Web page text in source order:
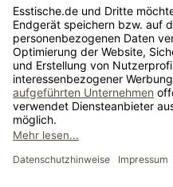
Lieferung nach
Tische ausziehbar
Tische